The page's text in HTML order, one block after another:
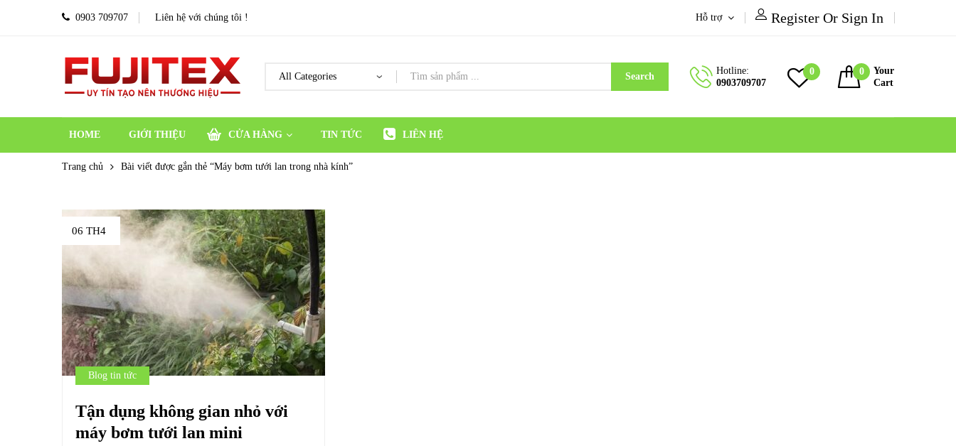
0903 709707 Liên hệ với chúng tôi ! Hỗ trợ Register Or Sign In
Search
Hotline:
0903709707
0 0
Your
Cart
HOME GIỚI THIỆU CỬA HÀNG TIN TỨC LIÊN HỆ
Trang chủ Bài viết được gắn thẻ “Máy bơm tưới lan trong nhà kính”
06 TH4
Blog tin tức
Tận dụng không gian nhỏ với
máy bơm tưới lan mini